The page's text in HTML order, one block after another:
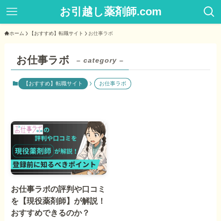
お引越し薬剤師.com
ホーム 【おすすめ】転職サイト お仕事ラボ
お仕事ラボ – category –
【おすすめ】転職サイト お仕事ラボ
お仕事ラボの評判や口コミ
を【現役薬剤師】が解説！
おすすめできるのか？